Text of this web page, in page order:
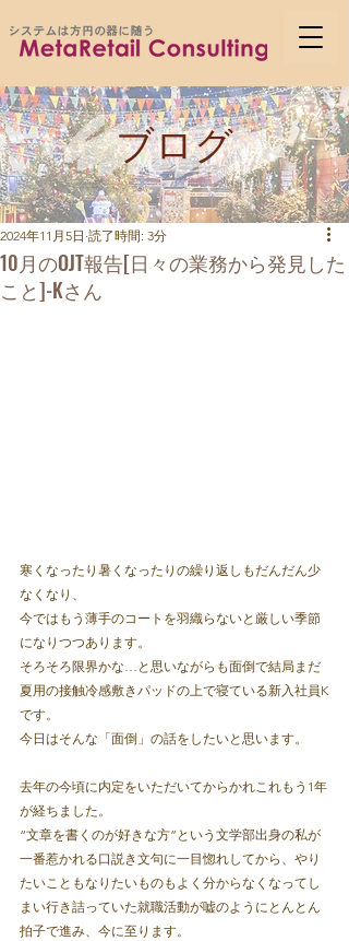
ブログ
10月のOJT報告[日々の業務から発見した
こと]-Kさん
2024年11月5日 読了時間: 3分
寒くなったり暑くなったりの繰り返しもだんだん少
なくなり、
今ではもう薄手のコートを羽織らないと厳しい季節
になりつつあります。
そろそろ限界かな…と思いながらも面倒で結局まだ
夏用の接触冷感敷きパッドの上で寝ている新入社員K
です。
今日はそんな「面倒」の話をしたいと思います。
去年の今頃に内定をいただいてからかれこれもう1年
が経ちました。
“文章を書くのが好きな方”という文学部出身の私が
一番惹かれる口説き文句に一目惚れしてから、やり
たいこともなりたいものもよく分からなくなってし
まい行き詰っていた就職活動が嘘のようにとんとん
拍子で進み、今に至ります。